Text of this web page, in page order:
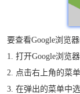
要查看Google浏览
1. 打开Google浏览器
2. 点击右上角的菜
3. 在弹出的菜单中选